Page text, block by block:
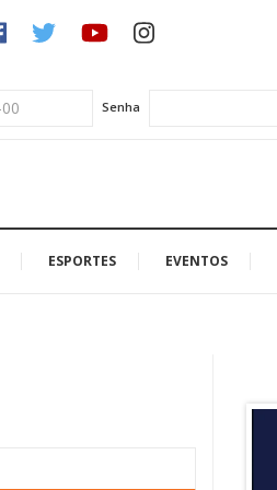
Senha
ESPORTES EVENTOS